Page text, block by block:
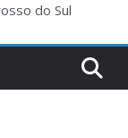
do Sul